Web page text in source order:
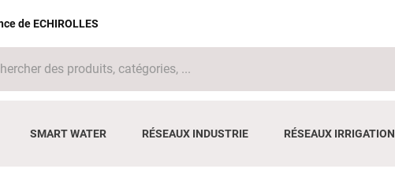
de ECHIROLLES
SMART WATER RÉSEAUX INDUSTRIE RÉSEAUX IRRIGATION